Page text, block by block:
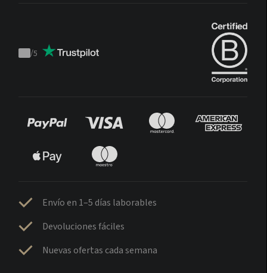
Trustpilot
/5
Envío en 1–5 días laborables
Devoluciones fáciles
Nuevas ofertas cada semana